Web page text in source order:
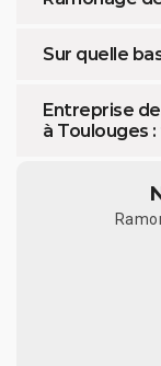
Sur quelle
Entreprise
à Toulouges